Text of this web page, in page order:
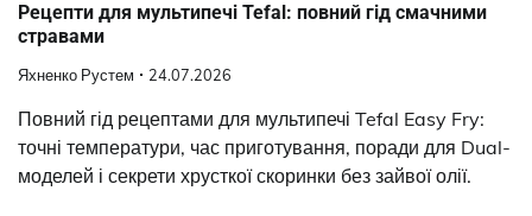
Рецепти для мультипечі Tefal: повний гід смачними
стравами
Яхненко Рустем 24.07.2026
Повний гід рецептами для мультипечі Tefal Easy Fry:
точні температури, час приготування, поради для Dual-
моделей і секрети хрусткої скоринки без зайвої олії.